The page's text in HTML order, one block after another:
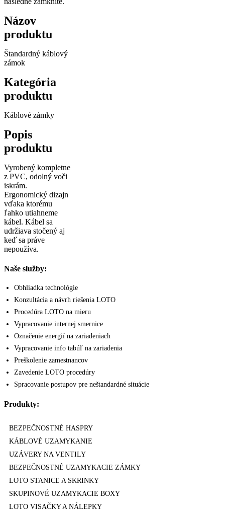
Názov
produktu
Štandardný káblový
zámok
Kategória
produktu
Káblové zámky
Popis
produktu
Vyrobený kompletne
z PVC, odolný voči
iskrám.
Ergonomický dizajn
vďaka ktorému
ľahko utiahneme
kábel. Kábel sa
udržiava stočený aj
keď sa práve
nepoužíva.
Naše služby:
Obhliadka technológie
Konzultácia a návrh riešenia LOTO
Procedúra LOTO na mieru
Vypracovanie internej smernice
Označenie energií na zariadeniach
Vypracovanie info tabúľ na zariadenia
Preškolenie zamestnancov
Zavedenie LOTO procedúry
Spracovanie postupov pre neštandardné situácie
Produkty:
BEZPEČNOSTNÉ HASPRY
KÁBLOVÉ UZAMYKANIE
UZÁVERY NA VENTILY
BEZPEČNOSTNÉ UZAMYKACIE ZÁMKY
LOTO STANICE A SKRINKY
SKUPINOVÉ UZAMYKACIE BOXY
LOTO VISAČKY A NÁLEPKY